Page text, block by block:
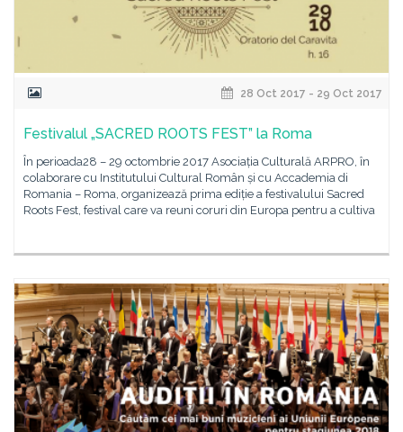
28 Oct 2017 - 29 Oct 2017
Festivalul „SACRED ROOTS FEST” la Roma
În perioada28 – 29 octombrie 2017 Asociația Culturală ARPRO, în
colaborare cu Institutului Cultural Român și cu Accademia di
Romania – Roma, organizează prima ediție a festivalului Sacred
Roots Fest, festival care va reuni coruri din Europa pentru a cultiva